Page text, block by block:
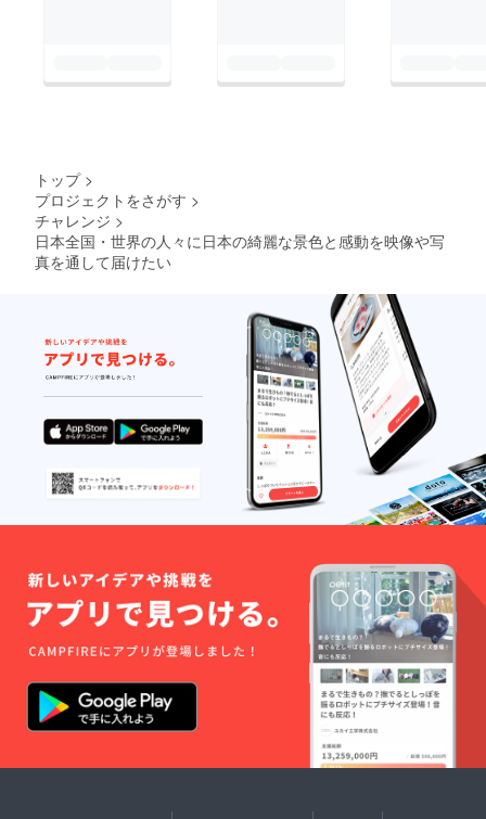
トップ >
プロジェクトをさがす >
チャレンジ >
日本全国・世界の人々に日本の綺麗な景色と感動を映像や写
真を通して届けたい